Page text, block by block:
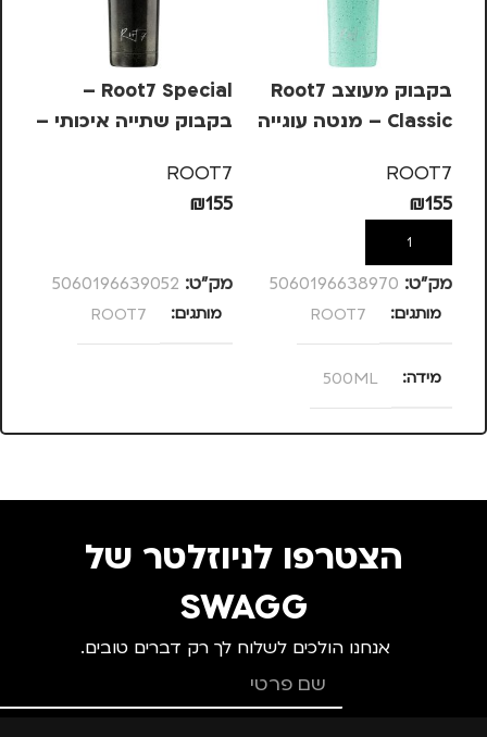
בקבוק מעוצב Root7
Classic – מנטה עוגייה
ROOT7
₪155
הוספה לסל
מק”ט: 5060196638970
מותגים ROOT7
מידה 500ML
Root7 Special –
בקבוק שתייה איכותי –
ROOT7
₪155
מק”ט: 5060196639052
מותגים ROOT7
הצטרפו לניוזלטר של
SWAGG
אנחנו הולכים לשלוח לך רק דברים טובים.